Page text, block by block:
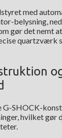
med
belysning,
gør det nemt
quartzværk
G-SHOCK-
hvilket gør